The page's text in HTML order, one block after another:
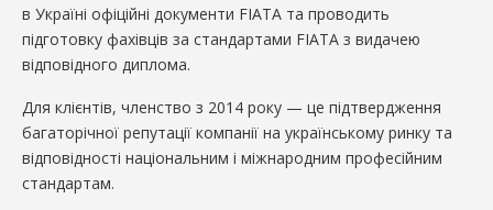
в Україні офіційні документи FIATA та проводить
підготовку фахівців за стандартами FIATA з видачею
відповідного диплома.
Для клієнтів, членство з 2014 року — це підтвердження
багаторічної репутації компанії на українському ринку та
відповідності національним і міжнародним професійним
стандартам.